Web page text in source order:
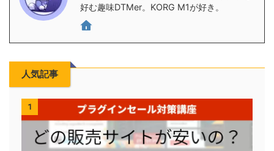
好む趣味DTMer。KORG M1が好き。
人気記事
1